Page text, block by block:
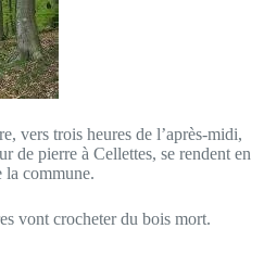
vers trois heures de l’après-midi,
de pierre à Cellettes, se rendent en
la commune.
vont crocheter du bois mort.